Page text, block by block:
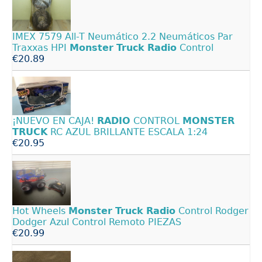
IMEX 7579 All-T Neumático 2.2 Neumáticos Par
Traxxas HPI
Monster Truck Radio Control
€20.89
¡NUEVO EN CAJA! RADIO CONTROL MONSTER
TRUCKRC AZUL BRILLANTE ESCALA 1:24
€20.95
Hot Wheels Monster Truck Radio Control Rodger
Dodger Azul Control Remoto PIEZAS
€20.99